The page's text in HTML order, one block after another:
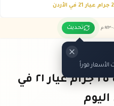
٠٩:٢٣ م تحديث
فوراً
سعر سبيكة الذهب ٢٥ جرام عيار ٢١ في
اليوم